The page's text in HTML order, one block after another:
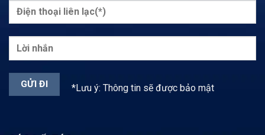
*Lưu ý: Thông tin sẽ được bảo mật